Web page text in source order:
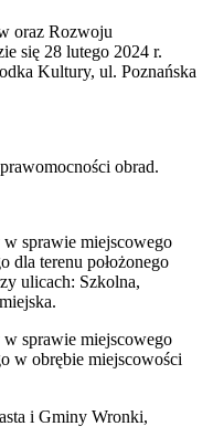
oraz Rozwoju
się 28 lutego 2024 r.
Kultury, ul. Poznańska
obrad.
w sprawie miejscowego
dla terenu położonego
ulicach: Szkolna,
w sprawie miejscowego
w obrębie miejscowości
i Gminy Wronki,